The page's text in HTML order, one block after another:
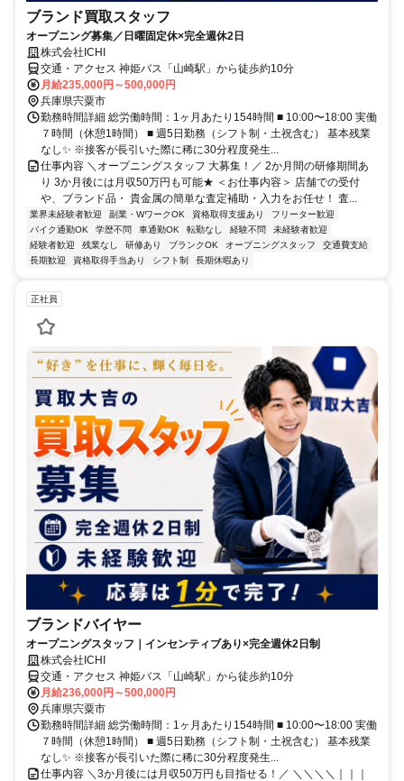
ブランド買取スタッフ
オープニング募集／日曜固定休×完全週休2日
株式会社ICHI
交通・アクセス 神姫バス「山崎駅」から徒歩約10分
月給235,000円～500,000円
兵庫県宍粟市
勤務時間詳細 総労働時間：1ヶ月あたり154時間 ■ 10:00〜18:00 実働
７時間（休憩1時間） ■ 週5日勤務（シフト制・土祝含む） 基本残業
なし✨ ※接客が長引いた際に稀に30分程度発生...
仕事内容 ＼オープニングスタッフ 大募集！／ 2か月間の研修期間あ
り 3か月後には月収50万円も可能★ ＜お仕事内容＞ 店舗での受付
や、ブランド品・ 貴金属の簡単な査定補助・入力をお任せ！ 査...
業界未経験者歓迎 副業・WワークOK 資格取得支援あり
フリーター歓迎
バイク通勤OK
学歴不問 車通勤OK 転勤なし 経験不問
未経験者歓迎
経験者歓迎
残業なし 研修あり ブランクOK オープニングスタッフ
交通費支給
長期歓迎
資格取得手当あり シフト制 長期休暇あり
正社員
ブランドバイヤー
オープニングスタッフ｜インセンティブあり×完全週休2日制
株式会社ICHI
交通・アクセス 神姫バス「山崎駅」から徒歩約10分
月給236,000円～500,000円
兵庫県宍粟市
勤務時間詳細 総労働時間：1ヶ月あたり154時間 ■ 10:00〜18:00 実働
７時間（休憩1時間） ■ 週5日勤務（シフト制・土祝含む） 基本残業
なし✨ ※接客が長引いた際に稀に30分程度発生...
仕事内容 ＼3か月後には月収50万円も目指せる！／ ＼＼＼＼｜｜｜